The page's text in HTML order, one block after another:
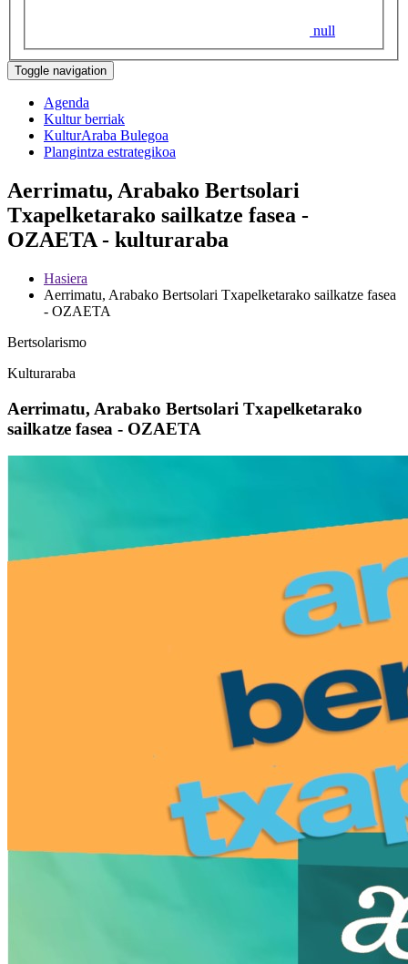
null
Toggle navigation
Agenda
Kultur berriak
KulturAraba Bulegoa
Plangintza estrategikoa
Aerrimatu, Arabako Bertsolari
Txapelketarako sailkatze fasea -
OZAETA - kulturaraba
Hasiera
Aerrimatu, Arabako Bertsolari Txapelketarako sailkatze fasea
- OZAETA
Bertsolarismo
Kulturaraba
Aerrimatu, Arabako Bertsolari Txapelketarako
sailkatze fasea - OZAETA